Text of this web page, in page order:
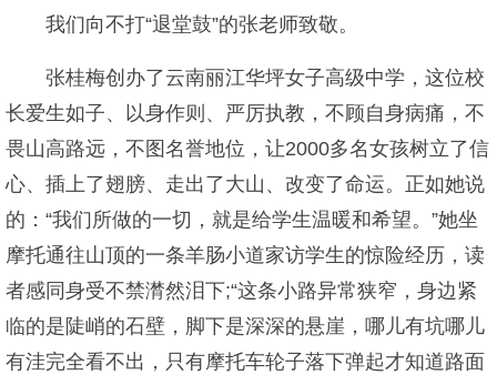
我们向不打“退堂鼓”的张老师致敬。
张桂梅创办了云南丽江华坪女子高级中学，这位校
长爱生如子、以身作则、严厉执教，不顾自身病痛，不
畏山高路远，不图名誉地位，让2000多名女孩树立了信
心、插上了翅膀、走出了大山、改变了命运。正如她说
的：“我们所做的一切，就是给学生温暖和希望。”她坐
摩托通往山顶的一条羊肠小道家访学生的惊险经历，读
者感同身受不禁潸然泪下;“这条小路异常狭窄，身边紧
临的是陡峭的石壁，脚下是深深的悬崖，哪儿有坑哪儿
有洼完全看不出，只有摩托车轮子落下弹起才知道路面